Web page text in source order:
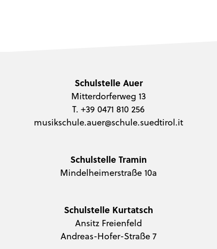
Schulstelle Auer
Mitterdorferweg 13
T. +39 0471 810 256
musikschule.auer@schule.suedtirol.it
Schulstelle Tramin
Mindelheimerstraße 10a
Schulstelle Kurtatsch
Ansitz Freienfeld
Andreas-Hofer-Straße 7